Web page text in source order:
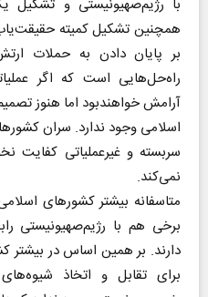
با رژیم‌صهیونیستی و تشکیل
همچنین تشکیل کمیته
بر پایان دادن به حملات
راه‌حل‌هایی است که اگر
آرامش خواهندبود اما هنوز
اسلامی وجود ندارد. سران
سربسته و غیرعملیاتی کفایت
نمی‌کند.
متاسفانه بیشتر کشورهای
برخی هم با رژیم‌صهیونیستی
دارند. بر همین اساس در بیشتر
برای تقابل و اتخاذ